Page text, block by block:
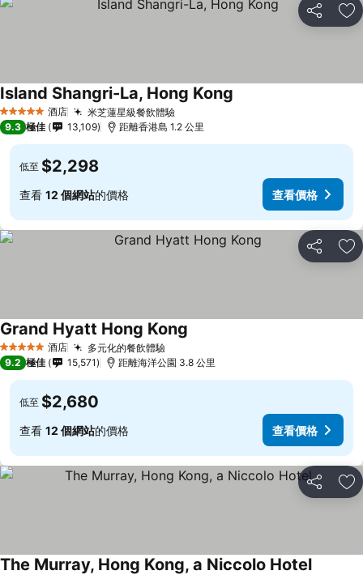
分享 放
5 星級 酒店 米芝蓮星級餐飲體驗
Island Shangri-La, Hong Kong
9.3 極佳 13,109 距離香港島 1.2 公里
低至 $2,298
查看 12 個網站的價格 查看價格
分享 放
5 星級 酒店 多元化的餐飲體驗
Grand Hyatt Hong Kong
9.2 極佳 15,571 距離海洋公園 3.8 公里
低至 $2,680
查看 12 個網站的價格 查看價格
分享 放
The Murray, Hong Kong, a Niccolo Hotel